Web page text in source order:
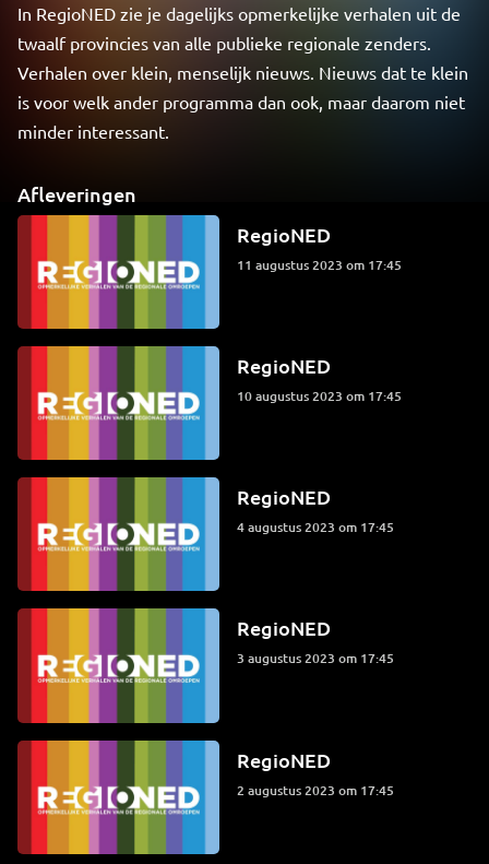
In RegioNED zie je dagelijks opmerkelijke verhalen uit de
twaalf provincies van alle publieke regionale zenders.
Verhalen over klein, menselijk nieuws. Nieuws dat te klein
is voor welk ander programma dan ook, maar daarom niet
minder interessant.
Afleveringen
RegioNED
11 augustus 2023 om 17:45
RegioNED
10 augustus 2023 om 17:45
RegioNED
4 augustus 2023 om 17:45
RegioNED
3 augustus 2023 om 17:45
RegioNED
2 augustus 2023 om 17:45